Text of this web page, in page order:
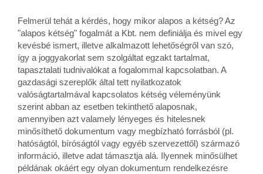
Felmerül tehát a kérdés, hogy mikor alapos a kétség? Az
"alapos kétség" fogalmát a Kbt. nem definiálja és mivel egy
kevésbé ismert, illetve alkalmazott lehetőségről van szó,
így a joggyakorlat sem szolgáltat egzakt tartalmat,
tapasztalati tudnivalókat a fogalommal kapcsolatban. A
gazdasági szereplők által tett nyilatkozatok
valóságtartalmával kapcsolatos kétség véleményünk
szerint abban az esetben tekinthető alaposnak,
amennyiben azt valamely lényeges és hitelesnek
minősíthető dokumentum vagy megbízható forrásból (pl.
hatóságtól, bíróságtól vagy egyéb szervezettől) származó
információ, illetve adat támasztja alá. Ilyennek minősülhet
példának okáért egy olyan dokumentum rendelkezésre